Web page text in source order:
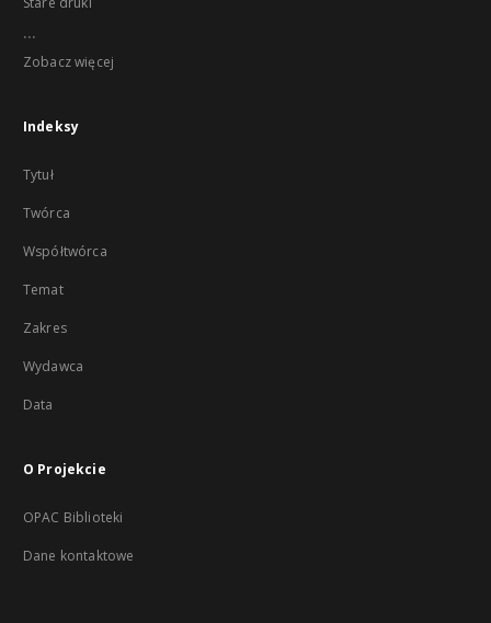
...
Zobacz więcej
Indeksy
Tytuł
Twórca
Współtwórca
Temat
Zakres
Wydawca
Data
O Projekcie
OPAC Biblioteki
Dane kontaktowe